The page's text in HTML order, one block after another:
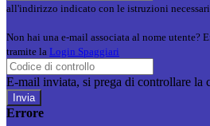
all'indirizzo indicato con le istruzioni
Non hai una e-mail associata al nome utente?
tramite la Login Spaggiari
E-mail inviata, si prega di controllare la
Errore